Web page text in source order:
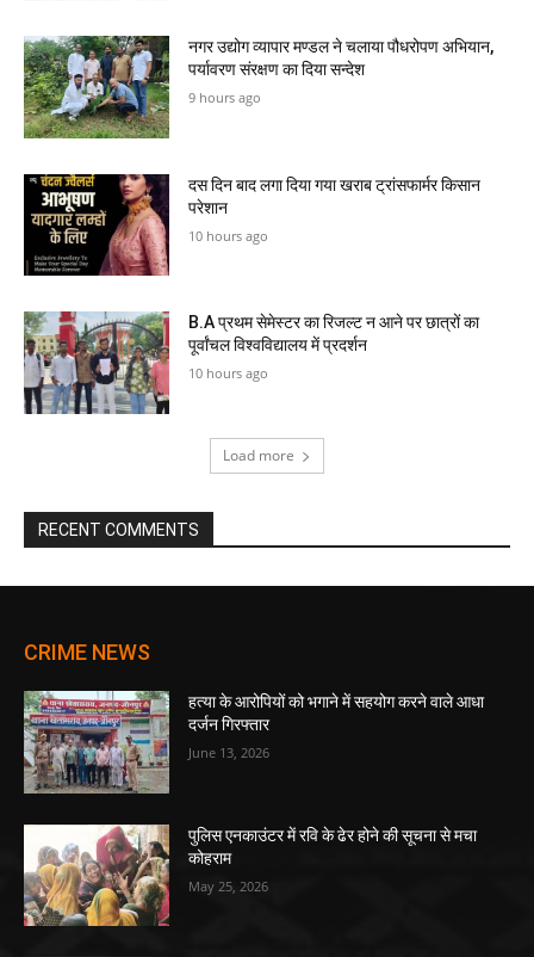
नगर उद्योग व्यापार मण्डल ने चलाया पौधरोपण अभियान,
पर्यावरण संरक्षण का दिया सन्देश
9 hours ago
दस दिन बाद लगा दिया गया खराब ट्रांसफार्मर किसान
परेशान
10 hours ago
B.A प्रथम सेमेस्टर का रिजल्ट न आने पर छात्रों का
पूर्वांचल विश्वविद्यालय में प्रदर्शन
10 hours ago
Load more
RECENT COMMENTS
CRIME NEWS
हत्या के आरोपियों को भगाने में सहयोग करने वाले आधा
दर्जन गिरफ्तार
June 13, 2026
पुलिस एनकाउंटर में रवि के ढेर होने की सूचना से मचा
कोहराम
May 25, 2026